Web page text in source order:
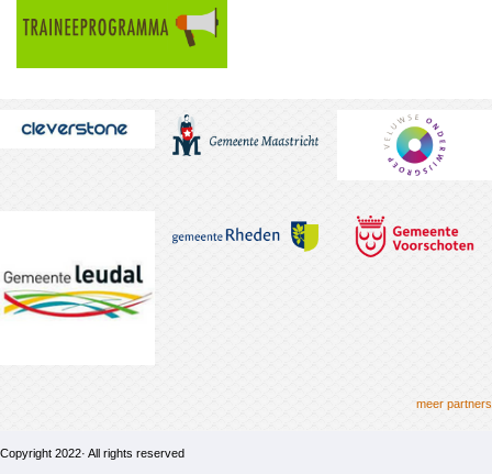
meer partners
Copyright 2022· All rights reserved